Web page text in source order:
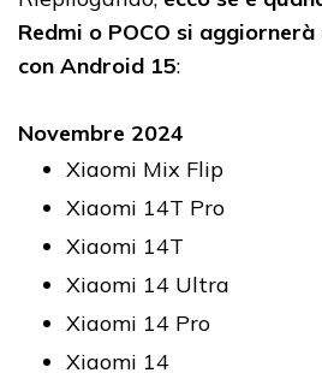
Redmi o POCO si
con Android 15:
Novembre 2024
Xiaomi Mix Flip
Xiaomi 14T Pro
Xiaomi 14T
Xiaomi 14 Ultra
Xiaomi 14 Pro
Xiaomi 14